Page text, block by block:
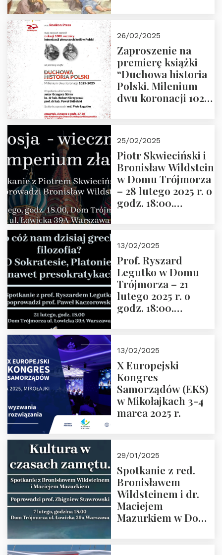
26/02/2025
Zaproszenie na
premierę książki
“Duchowa historia
Polski. Milenium
dwu koronacji 1025-
2025 r. godz. 17:30,
DAW ul. Miodowa
17/19
25/02/2025
Piotr Skwieciński i
Bronisław Wildstein
w Domu Trójmorza
– 28 lutego 2025 r. o
godz. 18:00.
13/02/2025
Prof. Ryszard
Legutko w Domu
Trójmorza – 21
lutego 2025 r. o
godz. 18:00.
Zapraszamy
13/02/2025
X Europejski
Kongres
Samorządów (EKS)
w Mikołajkach 3-4
marca 2025 r.
29/01/2025
Spotkanie z red.
Bronisławem
Wildsteinem i dr.
Maciejem
Mazurkiem w Domu